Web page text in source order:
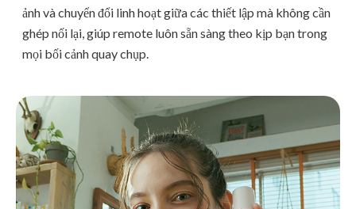
ảnh và chuyển đổi linh hoạt giữa các thiết lập mà không cần
ghép nối lại, giúp remote luôn sẵn sàng theo kịp bạn trong
mọi bối cảnh quay chụp.